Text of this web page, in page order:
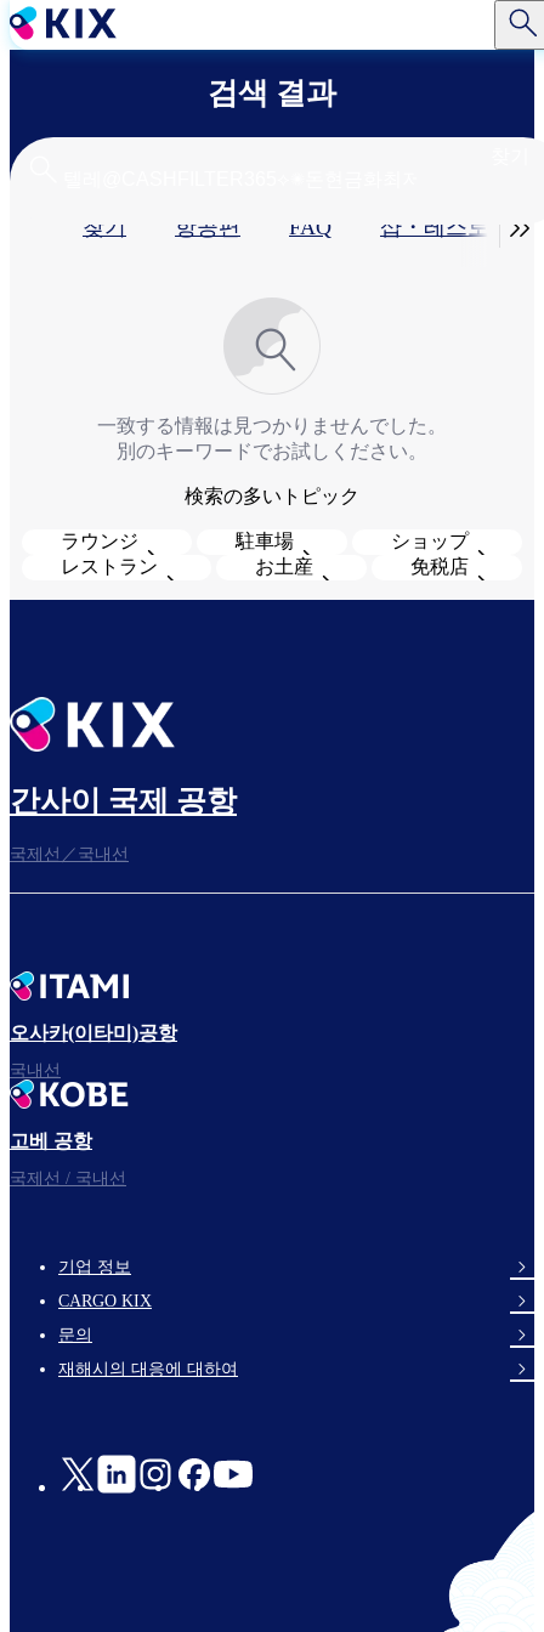
주
요
로
건
검색 결과
찾기 항공편 FAQ 샵・레스토랑​ 
一致する情報は見つかりませんでした。
別のキーワードでお試しください。
検索の多いトピック
ラウンジ 駐車場
ショップ
レストラン
お土産 免税店
간사이 국제 공항
국제선／국내선
오사카(이타미)공항
국내선
고베 공항
국제선 / 국내선
footer-
links-
en-
기업 정보
CARGO KIX
문의
재해시의 대응에 대하여
Social